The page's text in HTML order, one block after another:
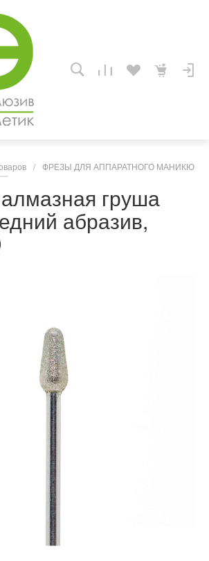
/ ФРЕЗЫ ДЛЯ АППАРАТНОГО
груша
абразив,